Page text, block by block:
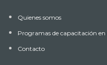
Quienes somos
Programas de capacitación
Contacto